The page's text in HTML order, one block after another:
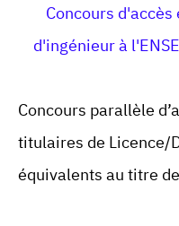
Concours
d'ingénieur à
Concours parallèle
titulaires de Licence/
équivalents au titre